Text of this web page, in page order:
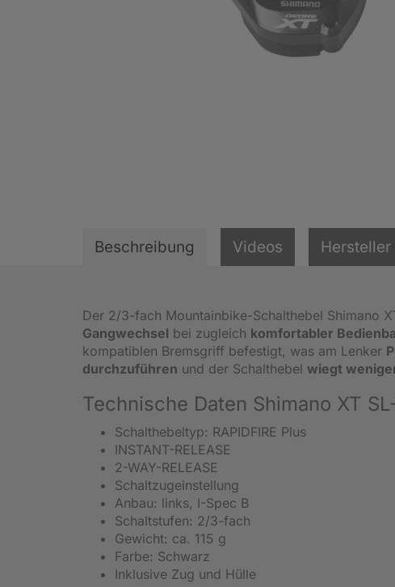
Beschreibung Videos Hersteller
Der 2/3-fach Mountainbike-Schalthebel Shimano
Gangwechsel bei zugleich komfortabler
kompatiblen Bremsgriff befestigt, was am Lenker
durchzuführen und der Schalthebel wiegt
Technische Daten Shimano XT
Schalthebeltyp: RAPIDFIRE Plus
INSTANT-RELEASE
2-WAY-RELEASE
Schaltzugeinstellung
Anbau: links, I-Spec B
Schaltstufen: 2/3-fach
Gewicht: ca. 115 g
Farbe: Schwarz
Inklusive Zug und Hülle